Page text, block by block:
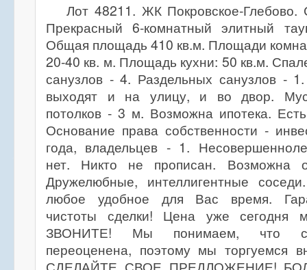
Лот 48211. ЖК Покровское-Глебово.
Прекрасный 6-комнатный элитный
Общая площадь 410 кв.м. Площади
20-40 кв. м. Площадь кухни: 50 кв.м.
санузлов - 4. Раздельных санузлов -
выходят и на улицу, и во двор.
потолков - 3 м. Возможна ипотека.
Основание права собственности -
года, владельцев - 1.
нет. Никто не прописан. Возможна
Дружелюбные, интеллигентные
любое удобное для Вас время.
чистоты сделки! Цена уже
ЗВОНИТЕ! Мы понимаем, что
переоценена, поэтому мы